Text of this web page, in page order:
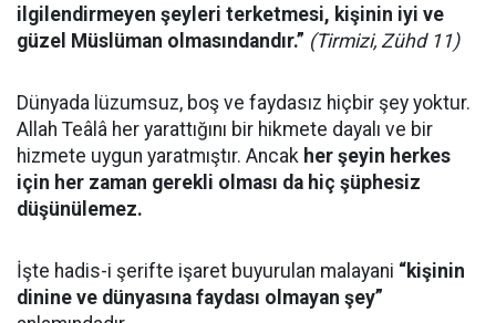
ilgilendirmeyen şeyleri terketmesi, kişinin iyi ve
güzel Müslüman olmasındandır.” (Tirmizi, Zühd 11)
Dünyada lüzumsuz, boş ve faydasız hiçbir şey yoktur.
Allah Teâlâ her yarattığını bir hikmete dayalı ve bir
hizmete uygun yaratmıştır. Ancak her şeyin herkes
için her zaman gerekli olması da hiç şüphesiz
düşünülemez.
İşte hadis-i şerifte işaret buyurulan malayani “kişinin
dinine ve dünyasına faydası olmayan şey”